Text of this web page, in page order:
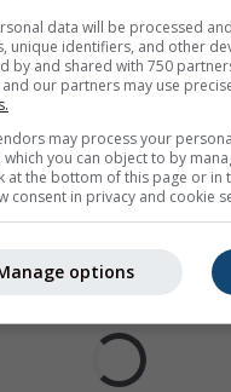
data will be processed
unique identifiers, and other
by and shared with 750
and our partners may use
may process your
which you can object to by
at the bottom of this page or in
consent in privacy and cookie
options